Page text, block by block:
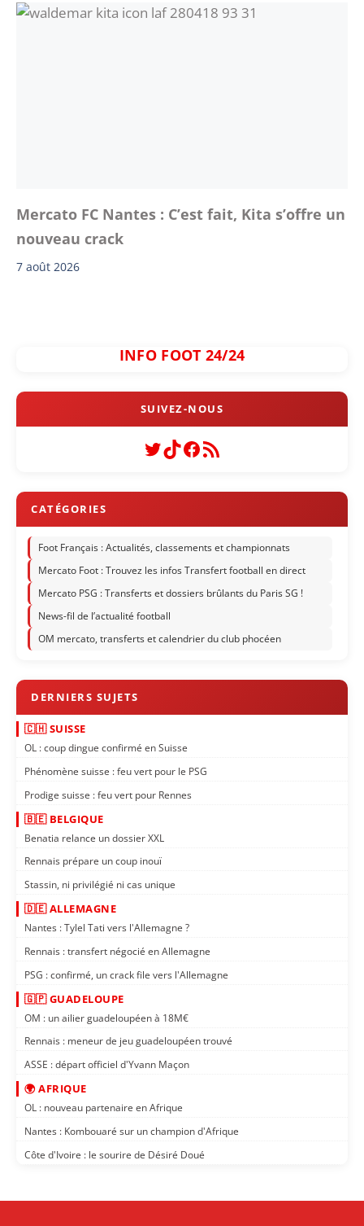
Mercato FC Nantes : C’est fait, Kita s’offre un
nouveau crack
7 août 2026
INFO FOOT 24/24
Twitter
TikTok
Facebook
Flux RSS
Foot Français : Actualités, classements et championnats
Mercato Foot : Trouvez les infos Transfert football en direct
Mercato PSG : Transferts et dossiers brûlants du Paris SG !
News-fil de l’actualité football
OM mercato, transferts et calendrier du club phocéen
🇨🇭 SUISSE
OL : coup dingue confirmé en Suisse
Phénomène suisse : feu vert pour le PSG
Prodige suisse : feu vert pour Rennes
🇧🇪 BELGIQUE
Benatia relance un dossier XXL
Rennais prépare un coup inouï
Stassin, ni privilégié ni cas unique
🇩🇪 ALLEMAGNE
Nantes : Tylel Tati vers l'Allemagne ?
Rennais : transfert négocié en Allemagne
PSG : confirmé, un crack file vers l'Allemagne
🇬🇵 GUADELOUPE
OM : un ailier guadeloupéen à 18M€
Rennais : meneur de jeu guadeloupéen trouvé
ASSE : départ officiel d'Yvann Maçon
🌍 AFRIQUE
OL : nouveau partenaire en Afrique
Nantes : Kombouaré sur un champion d'Afrique
Côte d'Ivoire : le sourire de Désiré Doué